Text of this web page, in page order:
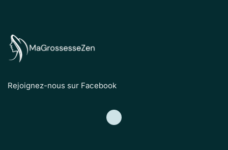
Rejoignez-nous sur Facebook